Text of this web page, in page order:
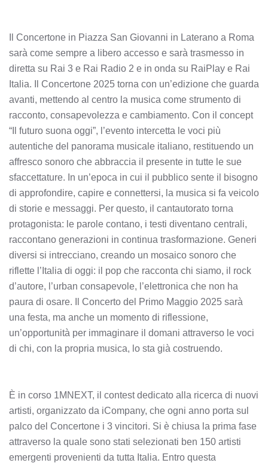
Il Concertone in Piazza San Giovanni in Laterano a Roma
sarà come sempre a libero accesso e sarà trasmesso in
diretta su Rai 3 e Rai Radio 2 e in onda su RaiPlay e Rai
Italia. Il Concertone 2025 torna con un’edizione che guarda
avanti, mettendo al centro la musica come strumento di
racconto, consapevolezza e cambiamento. Con il concept
“Il futuro suona oggi”, l’evento intercetta le voci più
autentiche del panorama musicale italiano, restituendo un
affresco sonoro che abbraccia il presente in tutte le sue
sfaccettature. In un’epoca in cui il pubblico sente il bisogno
di approfondire, capire e connettersi, la musica si fa veicolo
di storie e messaggi. Per questo, il cantautorato torna
protagonista: le parole contano, i testi diventano centrali,
raccontano generazioni in continua trasformazione. Generi
diversi si intrecciano, creando un mosaico sonoro che
riflette l’Italia di oggi: il pop che racconta chi siamo, il rock
d’autore, l’urban consapevole, l’elettronica che non ha
paura di osare. Il Concerto del Primo Maggio 2025 sarà
una festa, ma anche un momento di riflessione,
un’opportunità per immaginare il domani attraverso le voci
di chi, con la propria musica, lo sta già costruendo.
È in corso 1MNEXT, il contest dedicato alla ricerca di nuovi
artisti, organizzato da iCompany, che ogni anno porta sul
palco del Concertone i 3 vincitori. Si è chiusa la prima fase
attraverso la quale sono stati selezionati ben 150 artisti
emergenti provenienti da tutta Italia. Entro questa